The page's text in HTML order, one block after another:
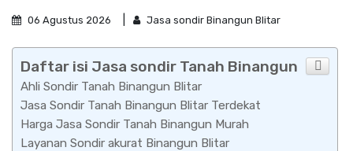
06 Agustus 2026 Jasa sondir Binangun Blitar
Daftar isi Jasa sondir Tanah Binangun
Ahli Sondir Tanah Binangun Blitar
Jasa Sondir Tanah Binangun Blitar Terdekat
Harga Jasa Sondir Tanah Binangun Murah
Layanan Sondir akurat Binangun Blitar